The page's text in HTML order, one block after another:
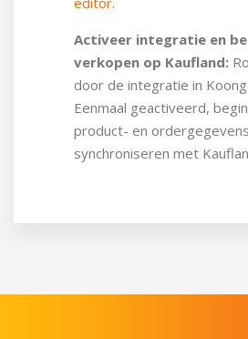
Activeer integratie en
verkopen op Kaufland:
door de integratie in
Eenmaal geactiveerd,
product- en
synchroniseren met